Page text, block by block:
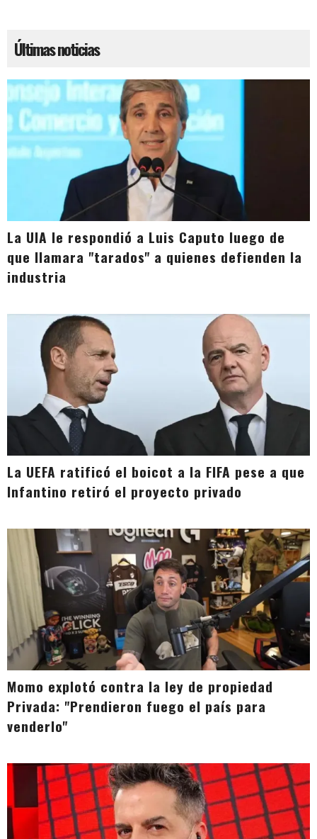
Últimas noticias
La UIA le respondió a Luis Caputo luego de
que llamara "tarados" a quienes defienden la
industria
La UEFA ratificó el boicot a la FIFA pese a que
Infantino retiró el proyecto privado
Momo explotó contra la ley de propiedad
Privada: "Prendieron fuego el país para
venderlo"